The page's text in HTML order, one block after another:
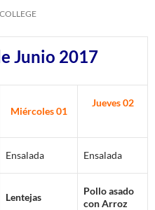
Junio 2017
Miércoles 01
Jueves 02
Ensalada Ensalada
Lentejas
Pollo asado
con Arroz